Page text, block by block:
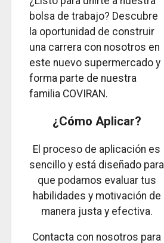
bolsa de trabajo? Descubre
la oportunidad de construir
una carrera con nosotros en
este nuevo supermercado y
forma parte de nuestra
familia COVIRAN.
¿Cómo Aplicar?
El proceso de aplicación es
sencillo y está diseñado para
que podamos evaluar tus
habilidades y motivación de
manera justa y efectiva.
Contacta con nosotros para